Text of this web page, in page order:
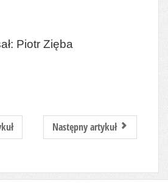
Piotr Zięba
Następny artykuł